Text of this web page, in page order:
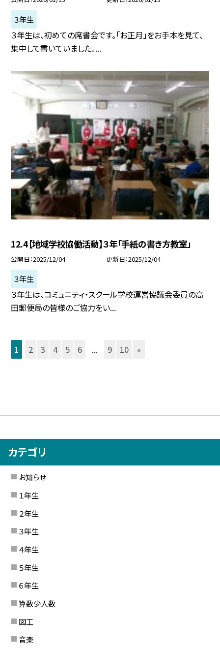
３年生
３年生は、初めての席書会です。「お正月」をお手本を見て、
集中して書いていました。...
12.4【地域学校協働活動】３年「手紙の書き方教室」
公開日 2025/12/04 更新日 2025/12/04
３年生
３年生は、コミュニティ・スクール学校運営協議会委員の高
田郵便局の皆様のご協力をい...
1 2 3 4 5 6 ... 9 10 »
カテゴリ
お知らせ
１年生
２年生
３年生
４年生
５年生
６年生
算数少人数
図工
音楽